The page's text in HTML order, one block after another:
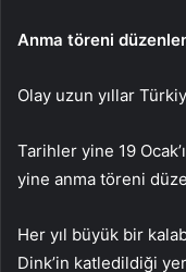
Anma töreni
Olay uzun yıllar
Tarihler yine 19
yine anma töreni
Her yıl büyük bir
Dink’in katledildiği